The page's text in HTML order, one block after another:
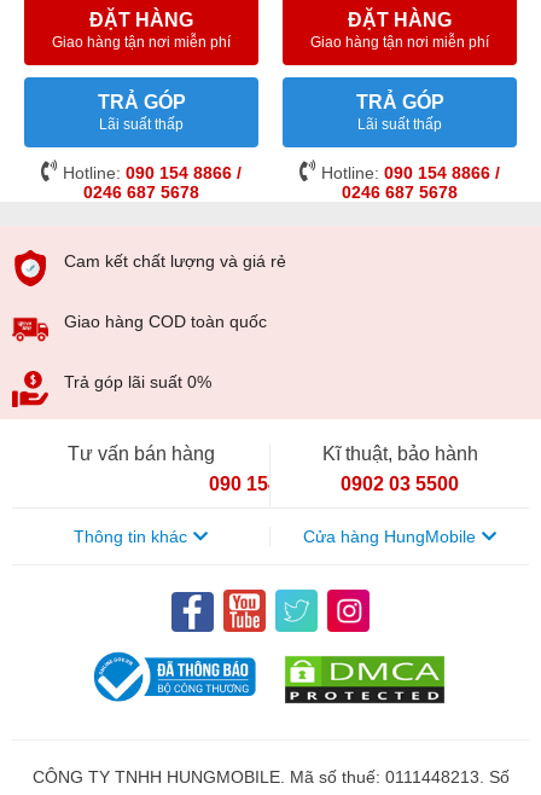
ĐẶT HÀNG
Giao hàng tận nơi miễn phí
TRẢ GÓP
Lãi suất thấp
Hotline: 090 154 8866 /
0246 687 5678
ĐẶT HÀNG
Giao hàng tận nơi miễn phí
TRẢ GÓP
Lãi suất thấp
Hotline: 090 154 8866 /
0246 687 5678
Cam kết chất lượng và giá rẻ
Giao hàng COD toàn quốc
Trả góp lãi suất 0%
Tư vấn bán hàng
090 154 8866
Kĩ thuật, bảo hành
0902 03 5500
Thông tin khác Cửa hàng HungMobile
CÔNG TY TNHH HUNGMOBILE. Mã số thuế: 0111448213. Số